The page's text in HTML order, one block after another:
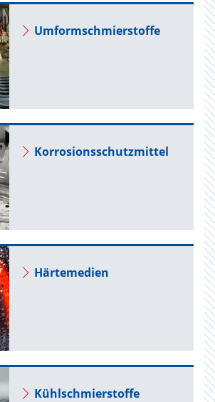
Um­form­schmier­stof­fe
Kor­ro­si­ons­schutz­mit­tel
Här­te­me­di­en
Kühl­schmier­stof­fe